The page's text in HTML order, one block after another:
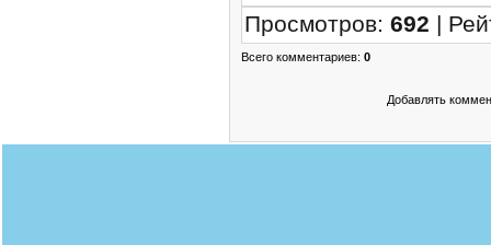
Просмотров: 692 |
Всего комментариев: 0
Добавлять